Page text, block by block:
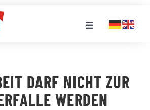
Toggle
DARF NICHT ZUR
WERDEN